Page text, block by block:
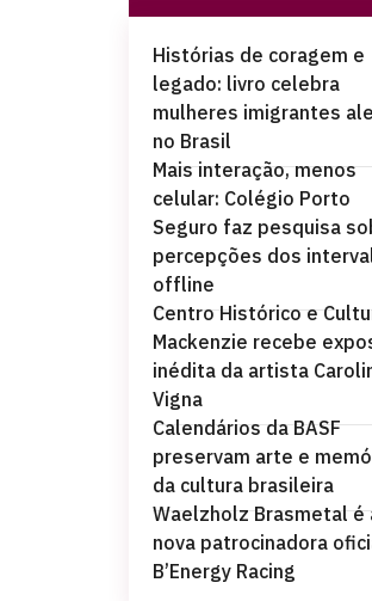
Histórias de coragem e
legado: livro celebra
mulheres imigrantes
no Brasil
Mais interação, menos
celular: Colégio Porto
Seguro faz pesquisa
percepções dos
offline
Centro Histórico e
Mackenzie recebe
inédita da artista
Vigna
Calendários da BASF
preservam arte e
da cultura brasileira
Waelzholz Brasmetal é
nova patrocinadora
B’Energy Racing